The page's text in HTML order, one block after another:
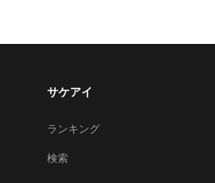
サケアイ
ランキング
検索